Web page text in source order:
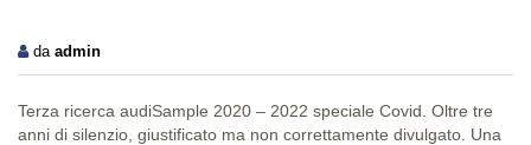
da admin
Terza ricerca audiSample 2020 – 2022 speciale Covid. Oltre tre
anni di silenzio, giustificato ma non correttamente divulgato. Una